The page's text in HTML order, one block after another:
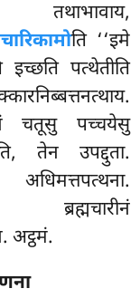
ति ‘‘इमे
इच्छति पत्थेतीति
चतूसु पच्चयेसु
तेन उपद्दुता.
अट्ठमं.